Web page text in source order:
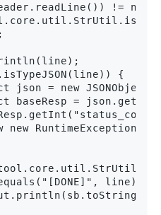
!=
{
json = new
baseResp =
new
line)